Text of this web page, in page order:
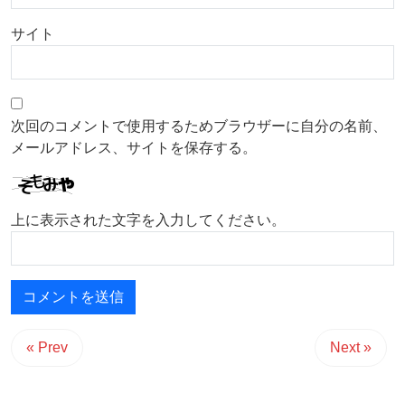
サイト
次回のコメントで使用するためブラウザーに自分の名前、
メールアドレス、サイトを保存する。
上に表示された文字を入力してください。
« Prev Next »